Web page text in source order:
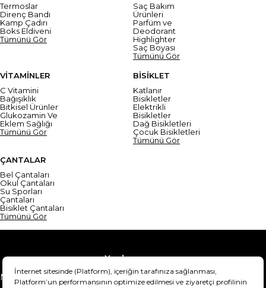
Termoslar
Direnç Bandı
Kamp Çadırı
Boks Eldiveni
Tümünü Gör
Saç Bakım
Ürünleri
Parfüm ve
Deodorant
Highlighter
Saç Boyası
Tümünü Gör
VİTAMİNLER
C Vitamini
Bağışıklık
Bitkisel Ürünler
Glukozamin Ve
Eklem Sağlığı
Tümünü Gör
BİSİKLET
Katlanır
Bisikletler
Elektrikli
Bisikletler
Dağ Bisikletleri
Çocuk Bisikletleri
Tümünü Gör
ÇANTALAR
Bel Çantaları
Okul Çantaları
Su Sporları
Çantaları
Bisiklet Çantaları
Tümünü Gör
Yardım
Mesafeli Satış Sözleşmesi
Teslimat Bilgisi